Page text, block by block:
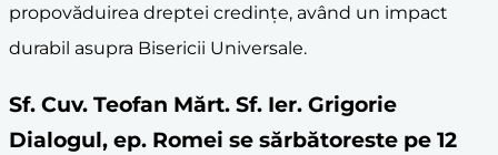
propovăduirea dreptei credințe, având un impact
durabil asupra Bisericii Universale.
Sf. Cuv. Teofan Mărt. Sf. Ier. Grigorie
Dialogul, ep. Romei se sărbătoreste pe 12